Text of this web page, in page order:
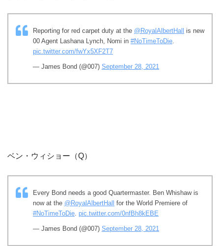
Reporting for red carpet duty at the @RoyalAlbertHall
is new
00 Agent Lashana Lynch, Nomi in #NoTimeToDie
pic.twitter.com/fwYx5XF2T7
— James Bond (@007) September 28, 2021
ベン・ウィショー（Q）
Every Bond needs a good Quartermaster. Ben Whishaw is
now at the @RoyalAlbertHall
for the World Premiere of
#NoTimeToDie pic.twitter.com/0nfBh8kEBE
— James Bond (@007) September 28, 2021